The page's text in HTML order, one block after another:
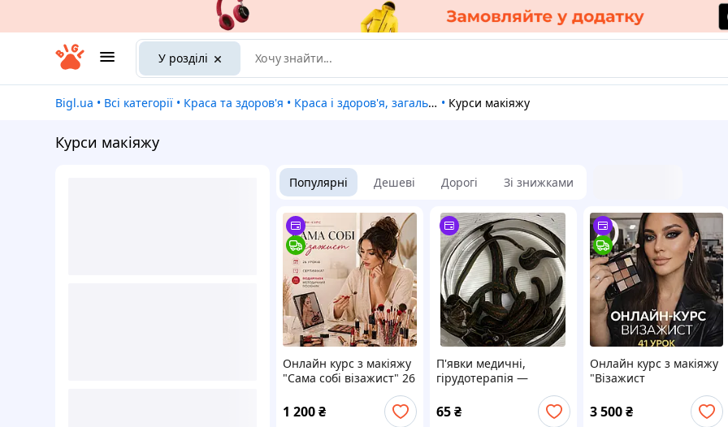
У розділі
Bigl.ua • Всі категорії • Краса та здоров'я • Краса і здоров'я, загальне • Курси макіяжу
Курси макіяжу
Популярні Дешеві Дорогі Зі знижками
Онлайн курс з макіяжу
"Сама собі візажист" 26
1 200₴
П'явки медичні,
гірудотерапія —
65₴
Онлайн курс з макіяжу
"Візажист
PROFFESIONAL" 41 урок
3 500 ₴